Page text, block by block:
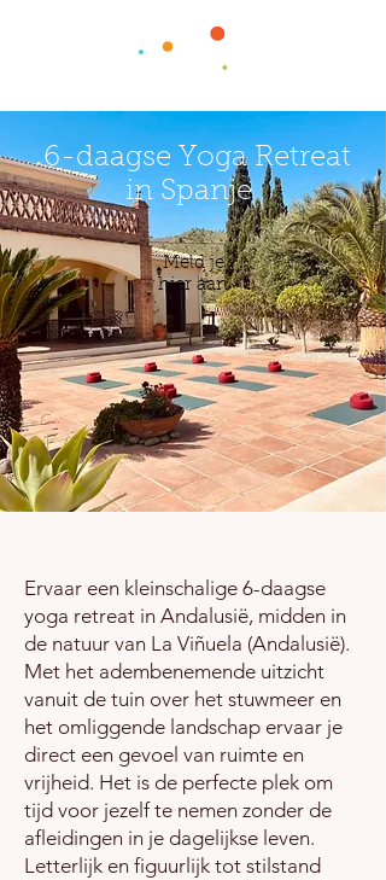
6-daagse Yoga Retreat
in Spanje
Meld je
hier aan
Ervaar een kleinschalige 6-daagse
yoga retreat in Andalusië, midden in
de natuur van La Viñuela (Andalusië).
Met het adembenemende uitzicht
vanuit de tuin over het stuwmeer en
het omliggende landschap ervaar je
direct een gevoel van ruimte en
vrijheid. Het is de perfecte plek om
tijd voor jezelf te nemen zonder de
afleidingen in je dagelijkse leven.
Letterlijk en figuurlijk tot stilstand